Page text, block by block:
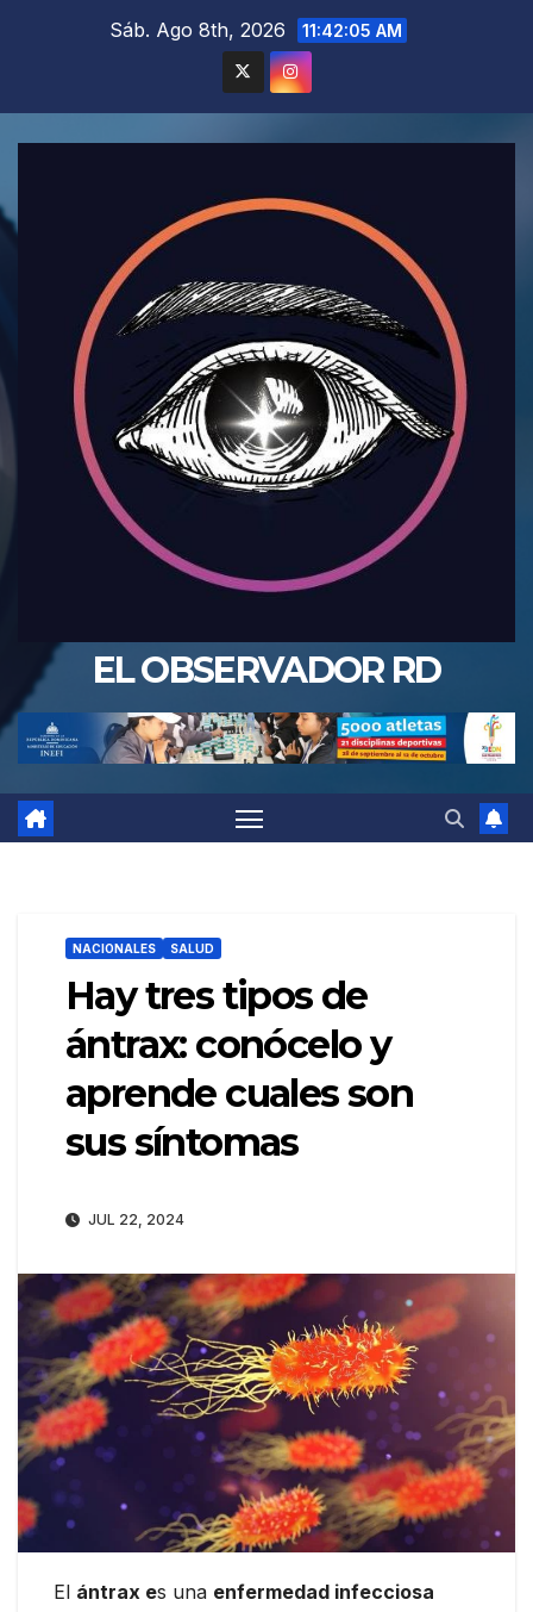
Sáb. Ago 8th, 2026 11:42:06 AM
EL OBSERVADOR RD
NACIONALES SALUD
Hay tres tipos de
ántrax: conócelo y
aprende cuales son
sus síntomas
JUL 22, 2024
El ántrax es una enfermedad infecciosa